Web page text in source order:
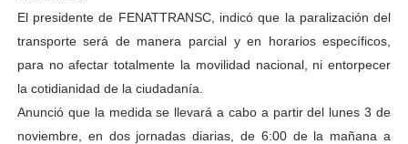
El presidente de FENATTRANSC, indicó que la paralización del
transporte será de manera parcial y en horarios específicos,
para no afectar totalmente la movilidad nacional, ni entorpecer
la cotidianidad de la ciudadanía.
Anunció que la medida se llevará a cabo a partir del lunes 3 de
noviembre, en dos jornadas diarias, de 6:00 de la mañana a